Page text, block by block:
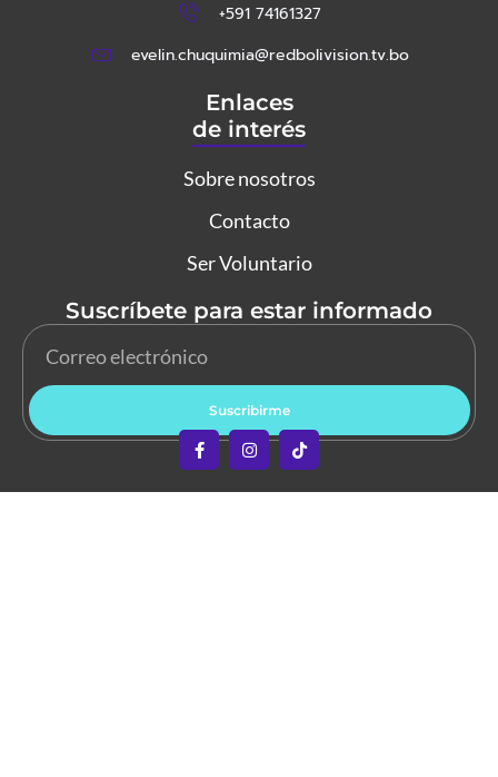
+591 74161327
evelin.chuquimia@redbolivision.tv.bo
Enlaces
de interés
Sobre nosotros
Contacto
Ser Voluntario
Suscríbete para estar informado
Suscribirme